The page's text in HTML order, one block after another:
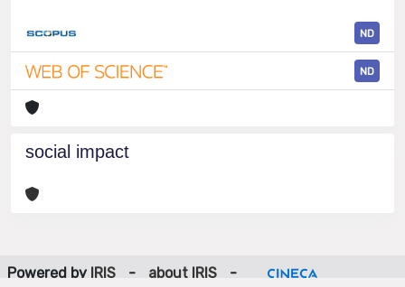
ND
ND
social impact
Powered by IRIS - about IRIS
-